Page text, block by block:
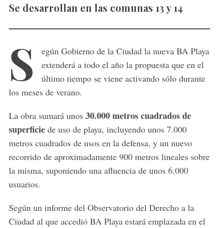
Se desarrollan en las comunas 13 y 14
S
egún Gobierno de la Ciudad la nueva BA Playa
extenderá a todo el año la propuesta que en el
último tiempo se viene activando sólo durante
los meses de verano.
La obra sumará unos 30.000 metros cuadrados de
superficiede uso de playa, incluyendo unos 7.000
metros cuadrados de usos en la defensa, y un nuevo
recorrido de aproximadamente 900 metros lineales sobre
la misma, suponiendo una afluencia de unos 6.000
usuarios.
Según un informe del Observatorio del Derecho a la
Ciudad al que accedió BA Playa estará emplazada en el